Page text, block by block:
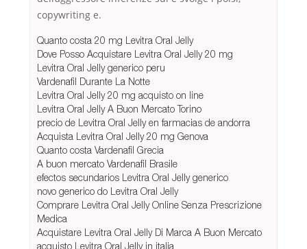
copywriting e.
Quanto costa 20 mg Levitra Oral Jelly
Dove Posso Acquistare Levitra Oral Jelly 20 mg
Levitra Oral Jelly generico peru
Vardenafil Durante La Notte
Levitra Oral Jelly 20 mg acquisto on line
Levitra Oral Jelly A Buon Mercato Torino
precio de Levitra Oral Jelly en farmacias de andorra
Acquista Levitra Oral Jelly 20 mg Genova
Quanto costa Vardenafil Grecia
A buon mercato Vardenafil Brasile
efectos secundarios Levitra Oral Jelly generico
novo generico do Levitra Oral Jelly
Comprare Levitra Oral Jelly Online Senza Prescrizione
Medica
Acquistare Levitra Oral Jelly Di Marca A Buon Mercato
acquisto Levitra Oral Jelly in italia